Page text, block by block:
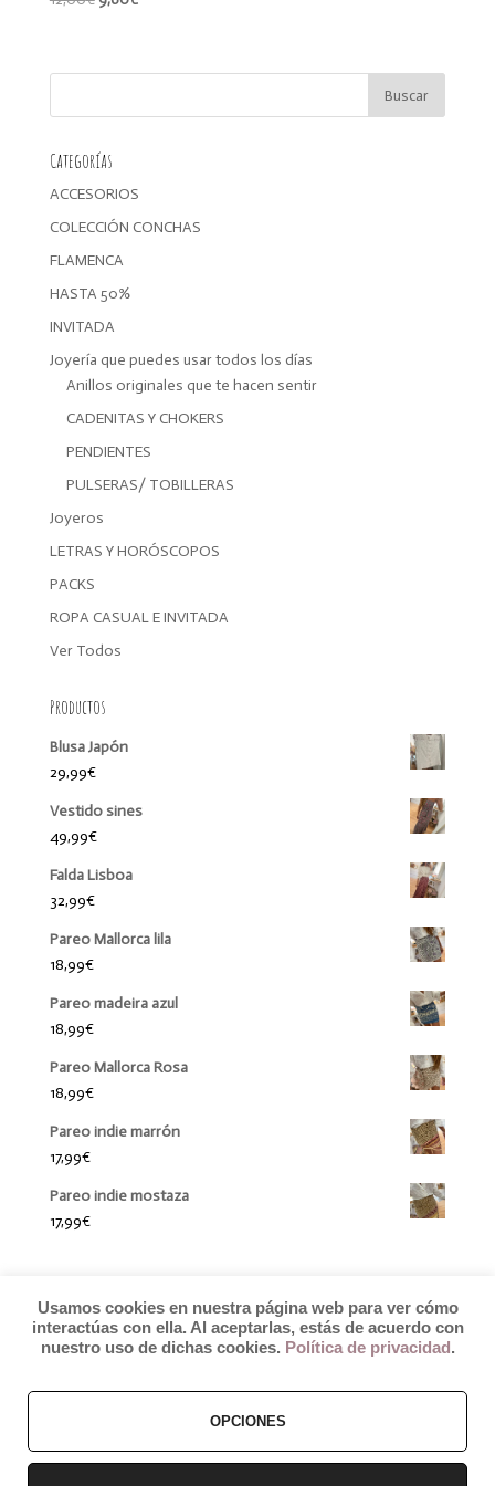
era:
es:
Categorías
ACCESORIOS
COLECCIÓN CONCHAS
FLAMENCA
HASTA 50%
INVITADA
Joyería que puedes usar todos los días
Anillos originales que te hacen sentir
CADENITAS Y CHOKERS
PENDIENTES
PULSERAS/ TOBILLERAS
Joyeros
LETRAS Y HORÓSCOPOS
PACKS
ROPA CASUAL E INVITADA
Ver Todos
Productos
Blusa Japón
29,99€
Vestido sines
49,99€
Falda Lisboa
32,99€
Pareo Mallorca lila
18,99€
Pareo madeira azul
18,99€
Pareo Mallorca Rosa
18,99€
Pareo indie marrón
17,99€
Pareo indie mostaza
17,99€
© 2019 by Débora Colette
Términos y Condiciones Cambios y Devoluciones
Usamos cookies en nuestra página web para ver cómo
interactúas con ella. Al aceptarlas, estás de acuerdo con
nuestro uso de dichas cookies. Política de privacidad .
OPCIONES